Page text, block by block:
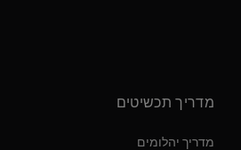
מדריך תכשיטים
מדריך יהלומים